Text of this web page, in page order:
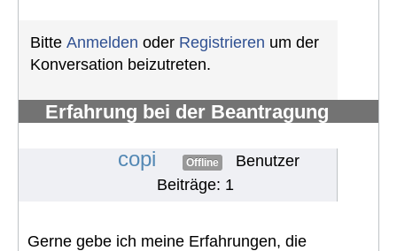
Bitte Anmelden oder Registrieren um der
Konversation beizutreten.
Erfahrung bei der Beantragung
copi Offline
Benutzer
Beiträge: 1
Gerne gebe ich meine Erfahrungen, die